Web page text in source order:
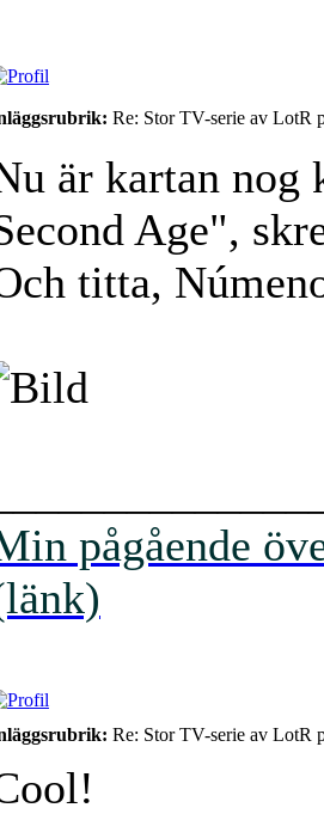
Re: Stor TV-serie av LotR
är kartan nog
Age",
titta,
pågående
Re: Stor TV-serie av LotR